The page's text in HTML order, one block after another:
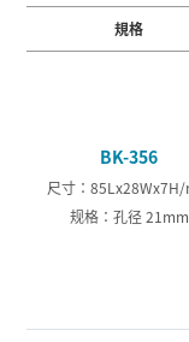
規格
BK-356
尺寸：
规格：孔径 21mm